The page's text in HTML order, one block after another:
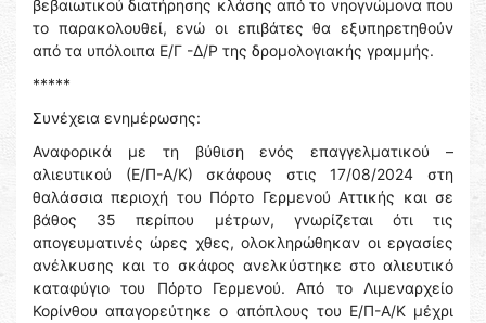
βεβαιωτικού διατήρησης κλάσης από το νηογνώμονα που
το παρακολουθεί, ενώ οι επιβάτες θα εξυπηρετηθούν
από τα υπόλοιπα Ε/Γ -Δ/Ρ της δρομολογιακής γραμμής.
*****
Συνέχεια ενημέρωσης:
Αναφορικά με τη βύθιση ενός επαγγελματικού –
αλιευτικού (Ε/Π-Α/Κ) σκάφους στις 17/08/2024 στη
θαλάσσια περιοχή του Πόρτο Γερμενού Αττικής και σε
βάθος 35 περίπου μέτρων, γνωρίζεται ότι τις
απογευματινές ώρες χθες, ολοκληρώθηκαν οι εργασίες
ανέλκυσης και το σκάφος ανελκύστηκε στο αλιευτικό
καταφύγιο του Πόρτο Γερμενού. Από το Λιμεναρχείο
Κορίνθου απαγορεύτηκε ο απόπλους του Ε/Π-Α/Κ μέχρι